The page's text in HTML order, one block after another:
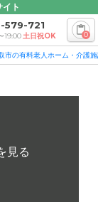
ト
579-721
19:00土日祝OK 0
市の有料老人ホーム・介護